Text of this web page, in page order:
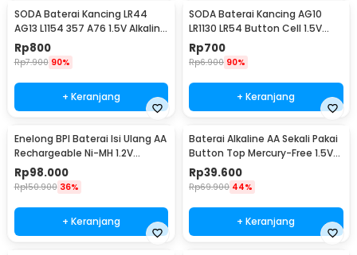
SODA Baterai Kancing LR44
AG13 L1154 357 A76 1.5V Alkaline
1 PCS
Rp800
Rp7.900 90%
+ Keranjang
SODA Baterai Kancing AG10
LR1130 LR54 Button Cell 1.5V
Alkaline 1 PCS
Rp700
Rp6.900 90%
+ Keranjang
Enelong BPI Baterai Isi Ulang AA
Rechargeable Ni-MH 1.2V
2700mAh 4 PCS
Rp98.000
Rp150.900 36%
+ Keranjang
Baterai Alkaline AA Sekali Pakai
Button Top Mercury-Free 1.5V
10 PCS - Zi5
Rp39.600
Rp69.900 44%
+ Keranjang